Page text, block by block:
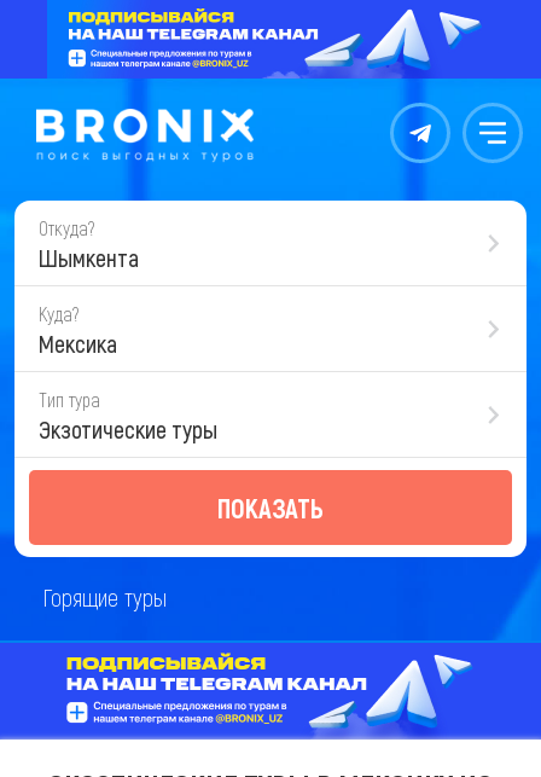
Контакты Меню
Откуда?
Шымкента
Куда?
Мексика
Тип тура
Экзотические туры
ПОКАЗАТЬ
Горящие туры